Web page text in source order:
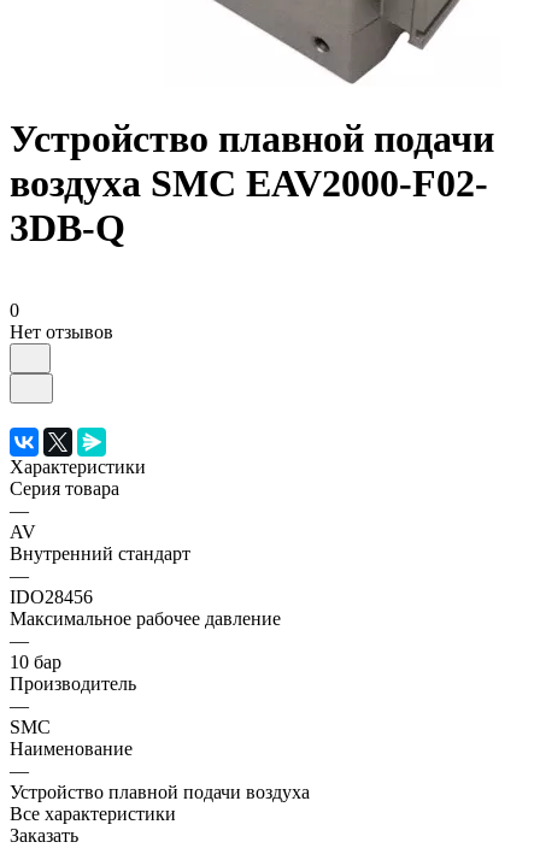
Устройство плавной подачи
воздуха SMC EAV2000-F02-
3DB-Q
0
Нет отзывов
Характеристики
Серия товара
—
AV
Внутренний стандарт
—
IDO28456
Максимальное рабочее давление
—
10 бар
Производитель
—
SMC
Наименование
—
Устройство плавной подачи воздуха
Все характеристики
Заказать